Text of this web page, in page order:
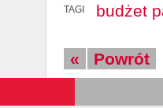
TAGI budżet
« Powrót